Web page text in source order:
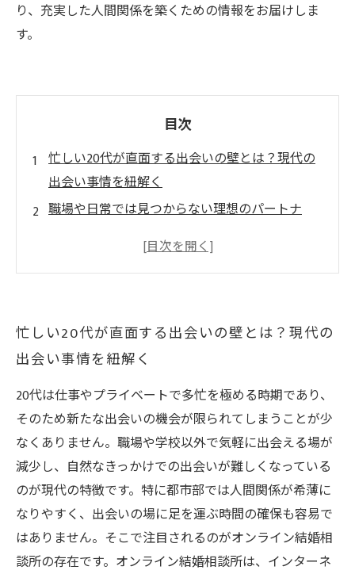
り、充実した人間関係を築くための情報をお届けしま
す。
目次
忙しい20代が直面する出会いの壁とは？現代の
出会い事情を紐解く
職場や日常では見つからない理想のパートナ
体験談と成功の秘訣
忙しい20代でも理想のパートナーと出会うため
に今すぐ始めるべき３つのステップ
20代のための最新出会い方法まとめ―オンライ
ン結婚相談所の可能性を知る
オンライン結婚相談所を活用して、人生を変え
る出会いをつかもう！
忙しい20代が直面する出会いの壁とは？現代の
出会い事情を紐解く
20代は仕事やプライベートで多忙を極める時期であり、
そのため新たな出会いの機会が限られてしまうことが少
なくありません。職場や学校以外で気軽に出会える場が
減少し、自然なきっかけでの出会いが難しくなっている
のが現代の特徴です。特に都市部では人間関係が希薄に
なりやすく、出会いの場に足を運ぶ時間の確保も容易で
はありません。そこで注目されるのがオンライン結婚相
談所の存在です。オンライン結婚相談所は、インターネ